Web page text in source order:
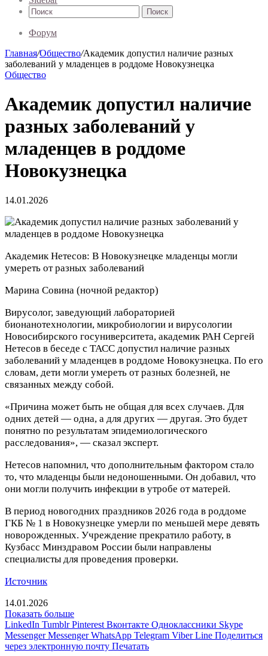
Поиск
Форум
Главная/Общество/Академик допустил наличие разных
заболеваний у младенцев в роддоме Новокузнецка
Общество
Академик допустил наличие
разных заболеваний у
младенцев в роддоме
Новокузнецка
14.01.2026
Академик Нетесов: В Новокузнецке младенцы могли
умереть от разных заболеваний
Марина Совина (ночной редактор)
Вирусолог, заведующий лабораторией
бионанотехнологии, микробиологии и вирусологии
Новосибирского госуниверситета, академик РАН Сергей
Нетесов в беседе с ТАСС допустил наличие разных
заболеваний у младенцев в роддоме Новокузнецка. По его
словам, дети могли умереть от разных болезней, не
связанных между собой.
«Причина может быть не общая для всех случаев. Для
одних детей — одна, а для других — другая. Это будет
понятно по результатам эпидемиологического
расследования», — сказал эксперт.
Нетесов напомнил, что дополнительным фактором стало
то, что младенцы были недоношенными. Он добавил, что
они могли получить инфекции в утробе от матерей.
В период новогодних праздников 2026 года в роддоме
ГКБ № 1 в Новокузнецке умерли по меньшей мере девять
новорожденных. Учреждение прекратило работу, в
Кузбасс Минздравом России были направлены
специалисты для проведения проверки.
Источник
14.01.2026
Показать больше
LinkedIn Tumblr Pinterest Вконтакте Одноклассники Skype
Messenger Messenger WhatsApp Telegram Viber Line Поделиться
через электронную почту Печатать